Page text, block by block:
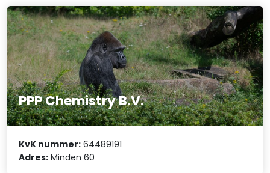
PPP Chemistry B.V.
KvK nummer: 64489191
Adres: Minden 60